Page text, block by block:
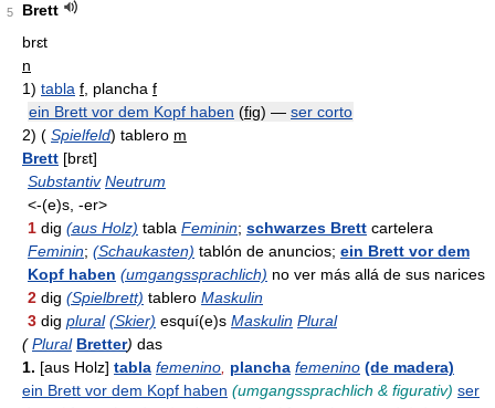
5
Brett
brɛt
n
1) tabla f , plancha f
ein Brett vor dem Kopf haben (fig) — ser corto
2) ( Spielfeld) tablero m
Brett [brεt]
Substantiv Neutrum
<-(e)s, -er>
1 dig (aus Holz) tabla Feminin; schwarzes Brett cartelera
Feminin; (Schaukasten) tablón de anuncios; ein Brett vor dem
Kopf haben (umgangssprachlich) no ver más allá de sus narices
2 dig (Spielbrett) tablero Maskulin
3 dig plural (Skier) esquí(e)s Maskulin Plural
( Plural Bretter) das
1. [aus Holz] tabla femenino plancha femenino (de madera)
ein Brett vor dem Kopf haben (umgangssprachlich & figurativ) ser